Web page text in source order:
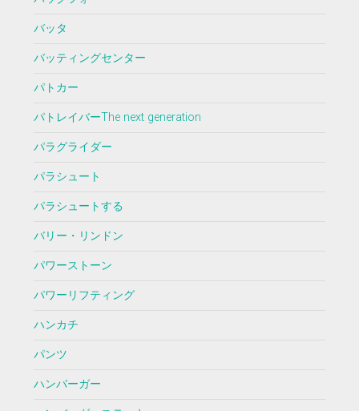
バッタ
バッティングセンター
パトカー
パトレイバーThe next generation
パラグライダー
パラシュート
パラシュートする
バリー・リンドン
パワーストーン
パワーリフティング
ハンカチ
パンツ
ハンバーガー